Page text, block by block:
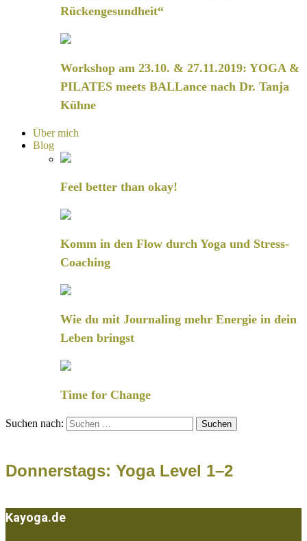
Rückengesundheit“
Workshop am 23.10. & 27.11.2019: YOGA &
PILATES meets BALLance nach Dr. Tanja
Kühne
Über mich
Blog
Feel better than okay!
Komm in den Flow durch Yoga und Stress-
Coaching
Wie du mit Journaling mehr Energie in dein
Leben bringst
Time for Change
Suchen nach:
Donnerstags: Yoga Level 1–2
Kayoga.de